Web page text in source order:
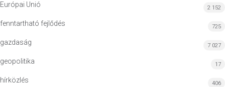
Európai Unió 2 152
fenntartható fejlődés 725
gazdaság 7 027
geopolitika 17
hírközlés 406